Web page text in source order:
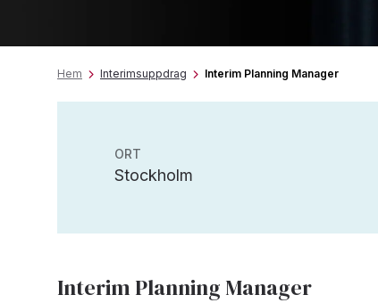
Hem Interimsuppdrag Interim Planning Manager
ORT
Stockholm
Interim Planning Manager